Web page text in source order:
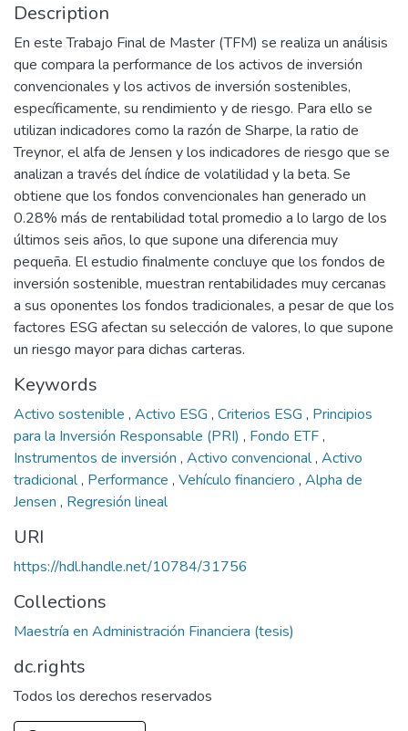
Description
En este Trabajo Final de Master (TFM) se realiza un análisis
que compara la performance de los activos de inversión
convencionales y los activos de inversión sostenibles,
específicamente, su rendimiento y de riesgo. Para ello se
utilizan indicadores como la razón de Sharpe, la ratio de
Treynor, el alfa de Jensen y los indicadores de riesgo que se
analizan a través del índice de volatilidad y la beta. Se
obtiene que los fondos convencionales han generado un
0.28% más de rentabilidad total promedio a lo largo de los
últimos seis años, lo que supone una diferencia muy
pequeña. El estudio finalmente concluye que los fondos de
inversión sostenible, muestran rentabilidades muy cercanas
a sus oponentes los fondos tradicionales, a pesar de que los
factores ESG afectan su selección de valores, lo que supone
un riesgo mayor para dichas carteras.
Keywords
Activo sostenible , Activo ESG , Criterios ESG , Principios
para la Inversión Responsable (PRI) , Fondo ETF,
Instrumentos de inversión , Activo convencional, Activo
tradicional, Performance , Vehículo financiero , Alpha de
Jensen , Regresión lineal
URI
https://hdl.handle.net/10784/31756
Collections
Maestría en Administración Financiera (tesis)
dc.rights
Todos los derechos reservados